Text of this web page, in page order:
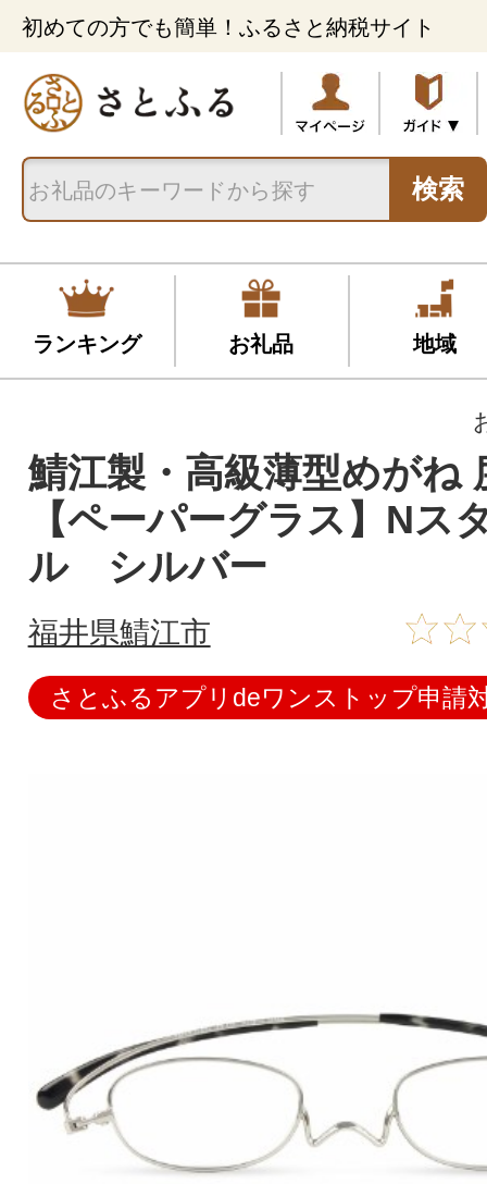
初めての方でも簡単！ふるさと納税サイト
検索
ランキング お礼品 地域
鯖江製・高級薄型めがね
【ペーパーグラス】Nス
ル シルバー
福井県鯖江市
さとふるアプリdeワンストップ申請